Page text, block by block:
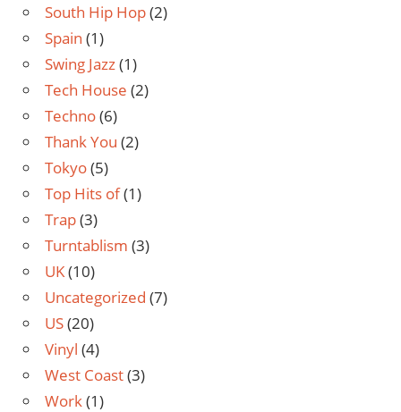
South Hip Hop(2)
Spain (1)
Swing Jazz(1)
Tech House (2)
Techno(6)
Thank You (2)
Tokyo(5)
Top Hits of(1)
Trap(3)
Turntablism (3)
UK(10)
Uncategorized (7)
US(20)
Vinyl (4)
West Coast(3)
Work(1)